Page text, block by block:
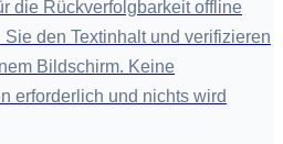
die Rückverfolgbarkeit offline
den Textinhalt und verifizieren
Bildschirm. Keine
erforderlich und nichts wird